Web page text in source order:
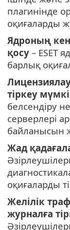
плагинінде
оқиғаларды
Ядроның
қосу – ESET
барлық
тіркеу
белсендіру
серверлері
байланысын
Жад
оқиғаларды
Желілік
журналға